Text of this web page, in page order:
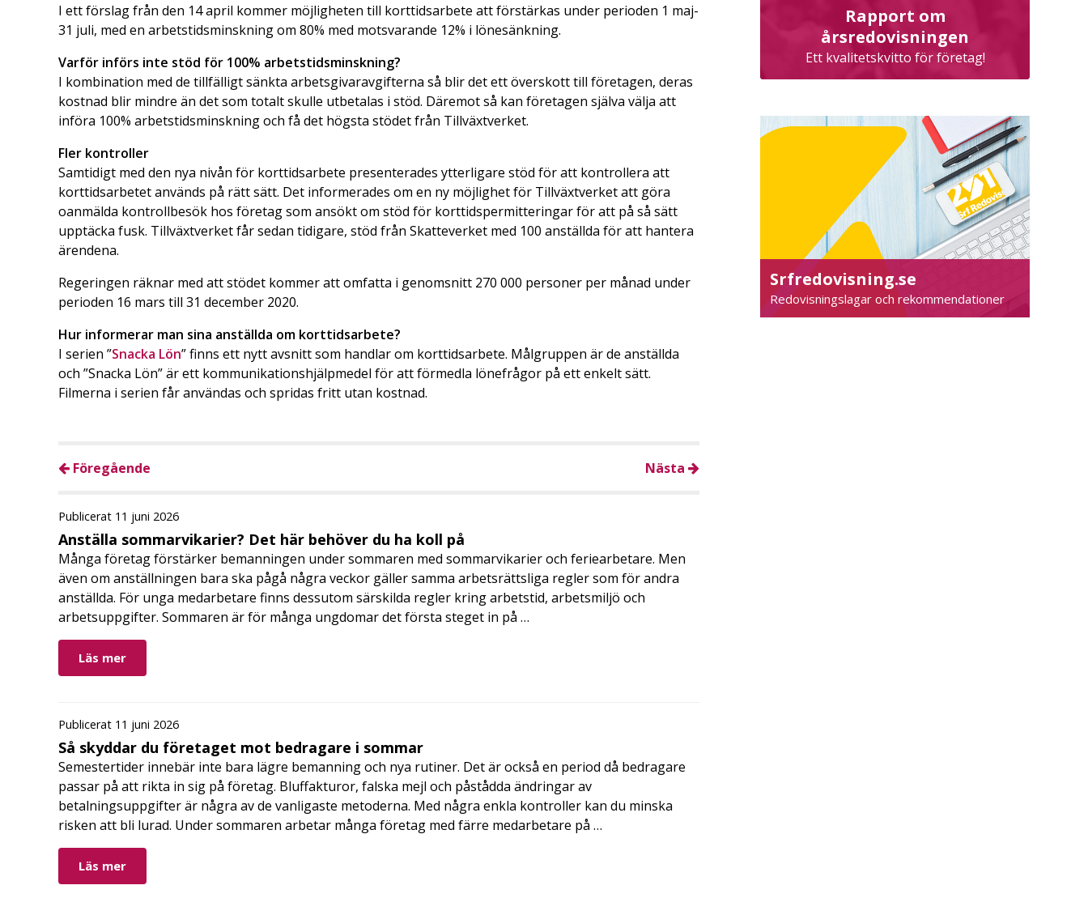
I ett förslag från den 14 april kommer möjligheten till korttidsarbete att förstärkas under perioden 1 maj-
31 juli, med en arbetstidsminskning om 80% med motsvarande 12% i lönesänkning.
Varför införs inte stöd för 100% arbetstidsminskning?
I kombination med de tillfälligt sänkta arbetsgivaravgifterna så blir det ett överskott till företagen, deras
kostnad blir mindre än det som totalt skulle utbetalas i stöd. Däremot så kan företagen själva välja att
införa 100% arbetstidsminskning och få det högsta stödet från Tillväxtverket.
Fler kontroller
Samtidigt med den nya nivån för korttidsarbete presenterades ytterligare stöd för att kontrollera att
korttidsarbetet används på rätt sätt. Det informerades om en ny möjlighet för Tillväxtverket att göra
oanmälda kontrollbesök hos företag som ansökt om stöd för korttidspermitteringar för att på så sätt
upptäcka fusk. Tillväxtverket får sedan tidigare, stöd från Skatteverket med 100 anställda för att hantera
ärendena.
Regeringen räknar med att stödet kommer att omfatta i genomsnitt 270 000 personer per månad under
perioden 16 mars till 31 december 2020.
Hur informerar man sina anställda om korttidsarbete?
I serien ”Snacka Lön” finns ett nytt avsnitt som handlar om korttidsarbete. Målgruppen är de anställda
och ”Snacka Lön” är ett kommunikationshjälpmedel för att förmedla lönefrågor på ett enkelt sätt.
Filmerna i serien får användas och spridas fritt utan kostnad.
Föregående Nästa
Publicerat 11 juni 2026
Anställa sommarvikarier? Det här behöver du ha koll på
Många företag förstärker bemanningen under sommaren med sommarvikarier och feriearbetare. Men
även om anställningen bara ska pågå några veckor gäller samma arbetsrättsliga regler som för andra
anställda. För unga medarbetare finns dessutom särskilda regler kring arbetstid, arbetsmiljö och
arbetsuppgifter. Sommaren är för många ungdomar det första steget in på …
Läs mer
Publicerat 11 juni 2026
Så skyddar du företaget mot bedragare i sommar
Semestertider innebär inte bara lägre bemanning och nya rutiner. Det är också en period då bedragare
passar på att rikta in sig på företag. Bluffakturor, falska mejl och påstådda ändringar av
betalningsuppgifter är några av de vanligaste metoderna. Med några enkla kontroller kan du minska
risken att bli lurad. Under sommaren arbetar många företag med färre medarbetare på …
Läs mer
Rapport om
årsredovisningen
Ett kvalitetskvitto för företag!
Srfredovisning.se
Redovisningslagar och rekommendationer